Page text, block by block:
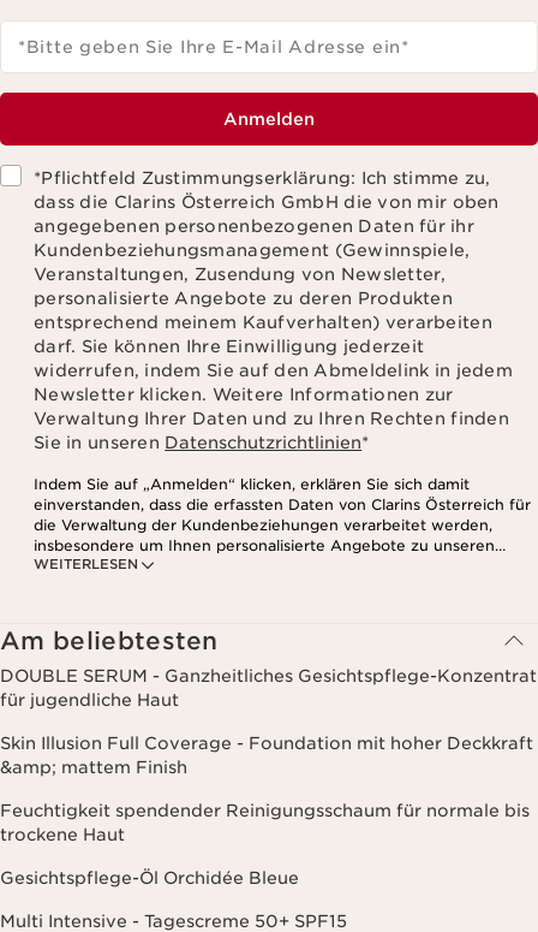
*Bitte geben Sie Ihre E-Mail Adresse ein*
Anmelden
*Pflichtfeld Zustimmungserklärung: Ich stimme zu,
dass die Clarins Österreich GmbH die von mir oben
angegebenen personenbezogenen Daten für ihr
Kundenbeziehungsmanagement (Gewinnspiele,
Veranstaltungen, Zusendung von Newsletter,
personalisierte Angebote zu deren Produkten
entsprechend meinem Kaufverhalten) verarbeiten
darf. Sie können Ihre Einwilligung jederzeit
widerrufen, indem Sie auf den Abmeldelink in jedem
Newsletter klicken. Weitere Informationen zur
Verwaltung Ihrer Daten und zu Ihren Rechten finden
Sie in unseren Datenschutzrichtlinien*
WEITERLESEN
Indem Sie auf „Anmelden“ klicken, erklären Sie sich damit
einverstanden, dass die erfassten Daten von Clarins Österreich für
die Verwaltung der Kundenbeziehungen verarbeitet werden,
insbesondere um Ihnen personalisierte Angebote zu unseren
Produkten und Dienstleistungen entsprechend Ihrem
Websites Dritter, sowie für analytische Zwecke.
Am beliebtesten
DOUBLE SERUM - Ganzheitliches Gesichtspflege-Konzentrat
für jugendliche Haut
Skin Illusion Full Coverage - Foundation mit hoher Deckkraft
&amp; mattem Finish
Feuchtigkeit spendender Reinigungsschaum für normale bis
trockene Haut
Gesichtspflege-Öl Orchidée Bleue
Multi Intensive - Tagescreme 50+ SPF15